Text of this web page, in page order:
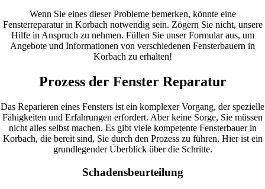
Wenn Sie eines dieser Probleme bemerken, könnte eine
Fensterreparatur in Korbach notwendig sein. Zögern Sie nicht, unsere
Hilfe in Anspruch zu nehmen. Füllen Sie unser Formular aus, um
Angebote und Informationen von verschiedenen Fensterbauern in
Korbach zu erhalten!
Prozess der Fenster Reparatur
Das Reparieren eines Fensters ist ein komplexer Vorgang, der spezielle
Fähigkeiten und Erfahrungen erfordert. Aber keine Sorge, Sie müssen
nicht alles selbst machen. Es gibt viele kompetente Fensterbauer in
Korbach, die bereit sind, Sie durch den Prozess zu führen. Hier ist ein
grundlegender Überblick über die Schritte.
Schadensbeurteilung